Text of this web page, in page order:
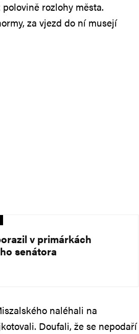
rozlohy města.
za vjezd do ní musejí
v primárkách
senátora
naléhali na
Doufali, že se nepodaří